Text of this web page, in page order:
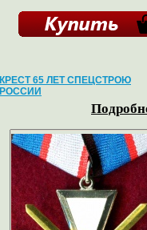
КРЕСТ 65 ЛЕТ СПЕЦСТРОЮ
РОССИИ